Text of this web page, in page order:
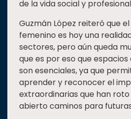
de la vida social y
Guzmán López reiteró que
femenino es hoy una
sectores, pero aún queda
que es por eso que
son esenciales, ya que
aprender y reconocer el
extraordinarias que han
abierto caminos para